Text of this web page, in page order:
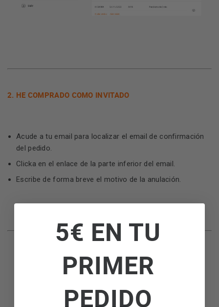
2. HE COMPRADO COMO INVITADO
Acude a tu email para localizar el email de confirmación
del pedido.
Clicka en el enlace de la parte inferior del email.
Escribe de forma breve el motivo de la anulación.
5€ EN TU
PRIMER
PEDIDO